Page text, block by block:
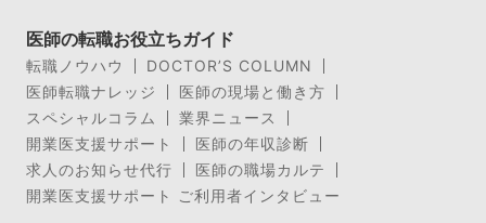
医師の転職お役立ちガイド
転職ノウハウ
DOCTOR’S COLUMN
医師転職ナレッジ
医師の現場と働き方
スペシャルコラム
業界ニュース
開業医支援サポート
医師の年収診断
求人のお知らせ代行
医師の職場カルテ
開業医支援サポート ご利用者インタビュー